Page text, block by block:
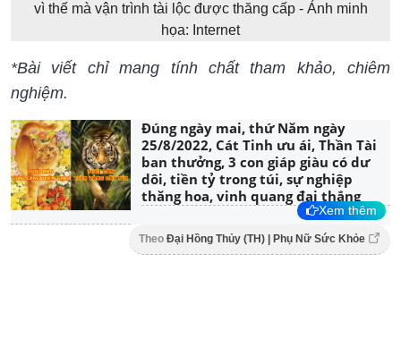
vì thế mà vận trình tài lộc được thăng cấp - Ảnh minh
họa: Internet
*Bài viết chỉ mang tính chất tham khảo, chiêm
nghiệm.
Đúng ngày mai, thứ Năm ngày
25/8/2022, Cát Tinh ưu ái, Thần Tài
ban thưởng, 3 con giáp giàu có dư
dôi, tiền tỷ trong túi, sự nghiệp
thăng hoa, vinh quang đại thắng
Xem thêm
Theo Đại Hồng Thủy (TH) | Phụ Nữ Sức Khỏe